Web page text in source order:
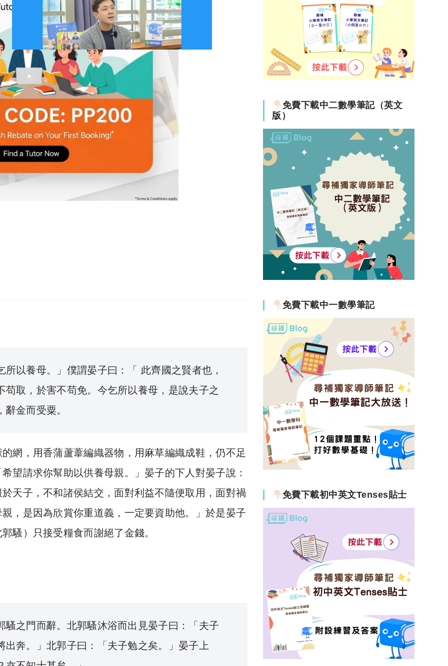
以養母。」僕謂晏子曰：「 此齊國之賢者也，
取，於害不苟免。今乞所以養母，是說夫子之
金而受粟。
網，用香蒲蘆葦編織器物，用麻草編織成鞋，仍不足
望請求你幫助以供養母親。」晏子的下人對晏子說：
天子，不和諸侯結交，面對利益不隨便取用，面對禍
，是因為欣賞你重道義，一定要資助他。」於是晏子
騷）只接受糧食而謝絕了金錢。
之門而辭。北郭騷沐浴而出見晏子曰：「夫子
奔。」北郭子曰：「夫子勉之矣。」晏子上
免費下載中二數學筆記（英文
版）
免費下載中一數學筆記
免費下載初中英文Tenses貼士